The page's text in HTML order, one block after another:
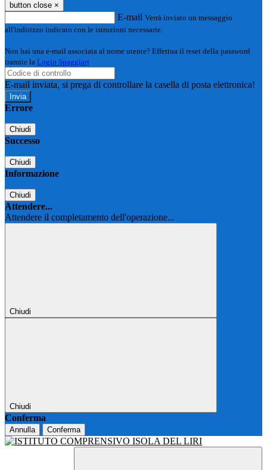
button close ×
E-mail Verrà inviato un messaggio
all'indirizzo indicato con le istruzioni necessarie.
Non hai una e-mail associata al nome utente? Effettua il reset della password
tramite la Login Spaggiari
E-mail inviata, si prega di controllare la casella di posta elettronica!
Errore
Chiudi
Successo
Chiudi
Informazione
Chiudi
Attendere...
Attendere il completamento dell'operazione...
Chiudi
Chiudi
Conferma
Annulla Conferma